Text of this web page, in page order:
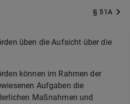
§ 51A
üben die Aufsicht über die
können im Rahmen der
Aufgaben die
Maßnahmen und